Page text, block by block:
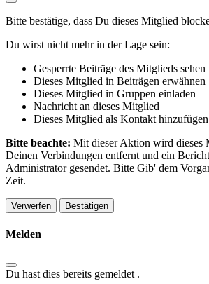
Bitte bestätige, dass Du dieses Mitglied
Du wirst nicht mehr in der Lage sein:
Gesperrte Beiträge des Mitglieds sehen
Dieses Mitglied in Beiträgen erwähnen
Dieses Mitglied in Gruppen einladen
Nachricht an dieses Mitglied
Dieses Mitglied als Kontakt hinzufügen
Bitte beachte: Mit dieser Aktion wird dieses
Deinen Verbindungen entfernt und ein
Administrator gesendet. Bitte Gib' dem
Zeit.
Bestätigen
Melden
Du hast dies bereits gemeldet .